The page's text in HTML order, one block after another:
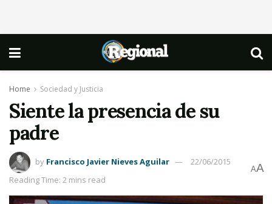
Home Sociedad y Justicia
Siente la presencia de su
padre
by Francisco Javier Nieves Aguilar
22/06/2015
Reading Time: 2 mins read
AA